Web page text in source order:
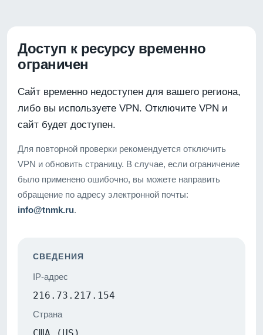
Доступ к ресурсу временно
ограничен
Сайт временно недоступен для вашего региона,
либо вы используете VPN. Отключите VPN и
сайт будет доступен.
Для повторной проверки рекомендуется отключить
VPN и обновить страницу. В случае, если ограничение
было применено ошибочно, вы можете направить
обращение по адресу электронной почты:
info@tnmk.ru.
СВЕДЕНИЯ
IP-адрес
216.73.217.154
Страна
США (US)